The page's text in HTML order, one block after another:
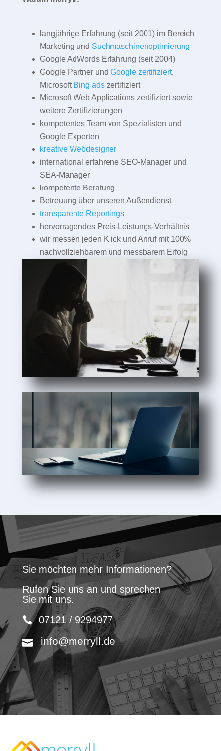
langjährige Erfahrung (seit 2001) im Bereich
Marketing und Suchmaschinenoptimierung
Google AdWords Erfahrung (seit 2004)
Google Partner und Google zertifiziert,
Microsoft Bing adszertifiziert
Microsoft Web Applications zertifiziert sowie
weitere Zertifizierungen
kompetentes Team von Spezialisten und
Google Experten
kreative Webdesigner
international erfahrene SEO-Manager und
SEA-Manager
kompetente Beratung
Betreuung über unseren Außendienst
transparente Reportings
hervorragendes Preis-Leistungs-Verhältnis
wir messen jeden Klick und Anruf mit 100%
nachvollziehbarem und messbarem Erfolg
Sie möchten mehr Informationen?
Rufen Sie uns an und sprechen
Sie mit uns.
07121 / 9294977
info@merryll.de